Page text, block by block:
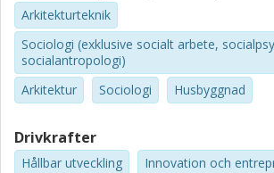
Arkitekturteknik
Sociologi (exklusive socialt arbete,
socialantropologi)
Arkitektur
Sociologi Husbyggnad
Drivkrafter
Hållbar utveckling Innovation och